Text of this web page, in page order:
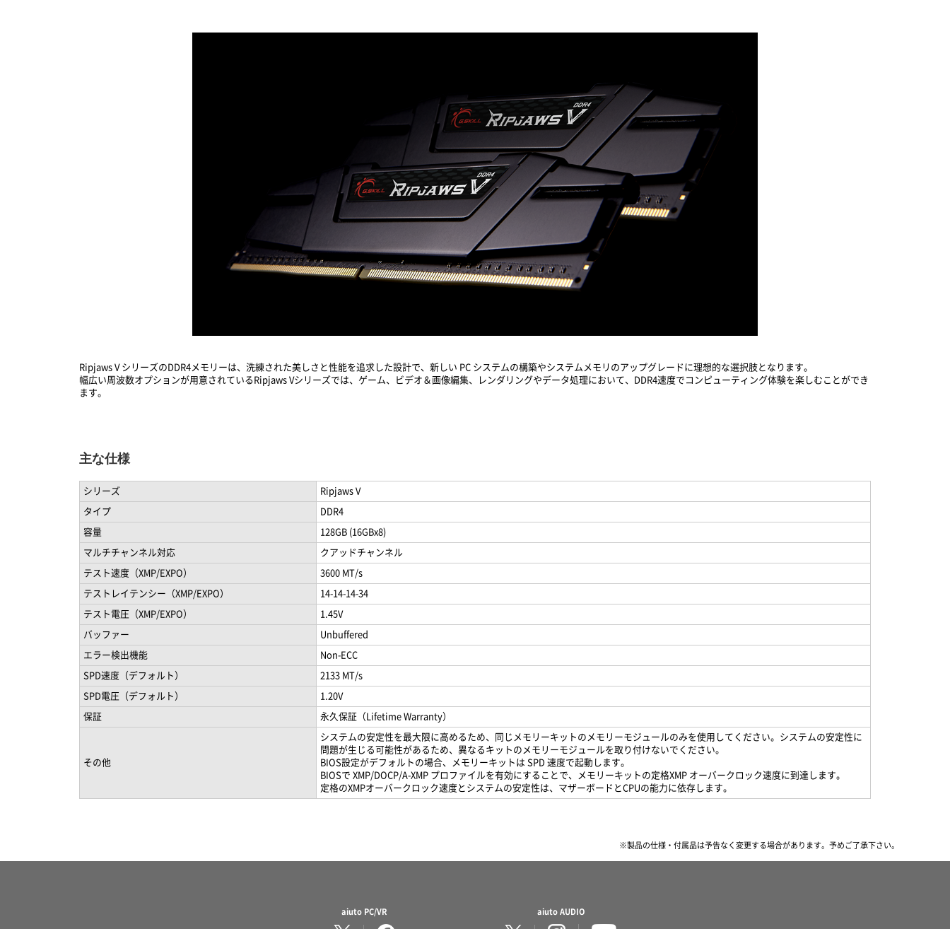
Ripjaws V シリーズのDDR4メモリーは、洗練された美しさと性能を追求した設計で、新しい PC システムの構築やシステムメモリのアップグレードに理想的な選択肢となります。
幅広い周波数オプションが用意されているRipjaws Vシリーズでは、ゲーム、ビデオ＆画像編集、レンダリングやデータ処理において、DDR4速度でコンピューティング体験を楽しむことができ
ます。
主な仕様
シリーズ Ripjaws V
タイプ DDR4
容量 128GB (16GBx8)
マルチチャンネル対応 クアッドチャンネル
テスト速度（XMP/EXPO） 3600 MT/s
テストレイテンシー（XMP/EXPO） 14-14-14-34
テスト電圧（XMP/EXPO） 1.45V
バッファー Unbuffered
エラー検出機能 Non-ECC
SPD速度（デフォルト） 2133 MT/s
SPD電圧（デフォルト） 1.20V
保証 永久保証（Lifetime Warranty）
その他
システムの安定性を最大限に高めるため、同じメモリーキットのメモリーモジュールのみを使用してください。システムの安定性に
問題が生じる可能性があるため、異なるキットのメモリーモジュールを取り付けないでください。
BIOS設定がデフォルトの場合、メモリーキットは SPD 速度で起動します。
BIOSで XMP/DOCP/A-XMP プロファイルを有効にすることで、メモリーキットの定格XMP オーバークロック速度に到達します。
定格のXMPオーバークロック速度とシステムの安定性は、マザーボードとCPUの能力に依存します。
※製品の仕様・付属品は予告なく変更する場合があります。 予めご了承下さい。
aiuto PC/VR aiuto AUDIO